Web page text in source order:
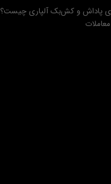
پاداش و کش‌بک آلپاری چیست؟